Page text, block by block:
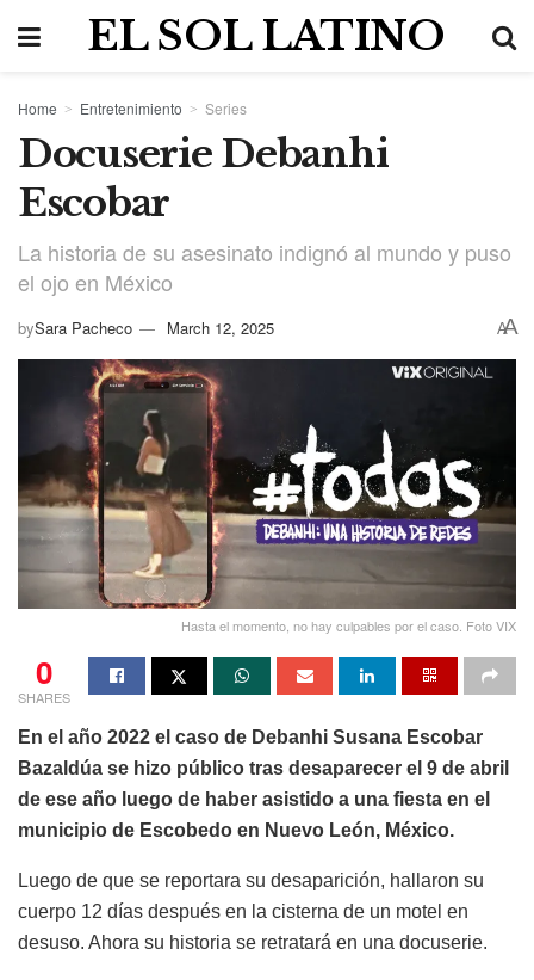
EL SOL LATINO
Home Entretenimiento Series
Docuserie Debanhi
Escobar
La historia de su asesinato indignó al mundo y puso
el ojo en México
bySara Pacheco March 12, 2025 AA
Hasta el momento, no hay culpables por el caso. Foto VIX
0
SHARES
En el año 2022 el caso de Debanhi Susana Escobar
Bazaldúa se hizo público tras desaparecer el 9 de abril
de ese año luego de haber asistido a una fiesta en el
municipio de Escobedo en Nuevo León, México.
Luego de que se reportara su desaparición, hallaron su
cuerpo 12 días después en la cisterna de un motel en
desuso. Ahora su historia se retratará en una docuserie.